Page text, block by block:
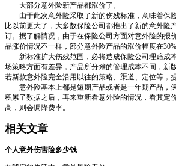
大部分意外险新产品都涨价了。
由于此次意外险采取了新的伤残标准，意味着保
比以前更大了，大多数保险公司都推出了新的意外险
订。据了解情况，由于在保险公司方面对意外险的报
品涨价情况不一样，部分意外险产品的涨价幅度在30%
新标准扩大伤残范围，必将造成保险公司理赔成
场策略方面有差异，产品所分摊的管理成本不同，新
若新款意外险完全沿用以往的策略、渠道、定位等，
意外险基本上都是短期产品或者是一年期产品，保
积累了数据之后，再来重新看意外险的情况，看其定
高，则会调降费率。
相关文章
个人意外伤害险多少钱